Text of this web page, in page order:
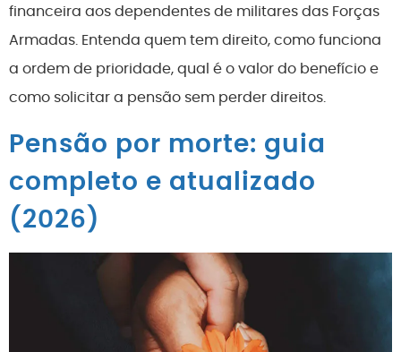
financeira aos dependentes de militares das Forças
Armadas. Entenda quem tem direito, como funciona
a ordem de prioridade, qual é o valor do benefício e
como solicitar a pensão sem perder direitos.
Pensão por morte: guia
completo e atualizado
(2026)